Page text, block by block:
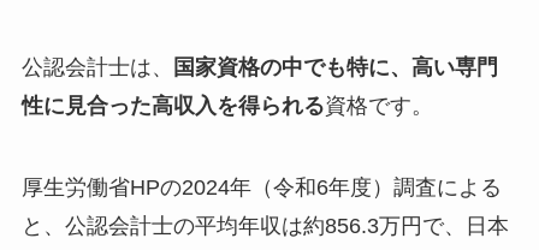
公認会計士は、
国家資格の中でも特に、高い専門
性に見合った高収入を得られる資格です。
厚生労働省HPの2024年（令和6年度）調査による
と、公認会計士の平均年収は約856.3万円で、日本